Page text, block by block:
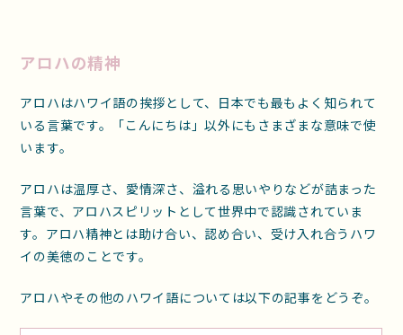
アロハの精神
アロハはハワイ語の挨拶として、日本でも最もよく知られて
いる言葉です。「こんにちは」以外にもさまざまな意味で使
います。
アロハは温厚さ、愛情深さ、溢れる思いやりなどが詰まった
言葉で、アロハスピリットとして世界中で認識されていま
す。アロハ精神とは助け合い、認め合い、受け入れ合うハワ
イの美徳のことです。
アロハやその他のハワイ語については以下の記事をどうぞ。